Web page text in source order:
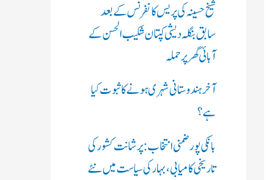
شیخ حسینہ کی پریس کانفرنس کے بعد
سابق بنگلہ دیشی کپتان شکیب الحسن کے
آبائی گھر پر حملہ
آخر ہندوستانی شہری ہونے کا ثبوت کیا
ہے؟
بانکی پور ضمنی انتخاب: پرشانت کشور کی
تاریخی کامیابی، بہار کی سیاست میں نئے